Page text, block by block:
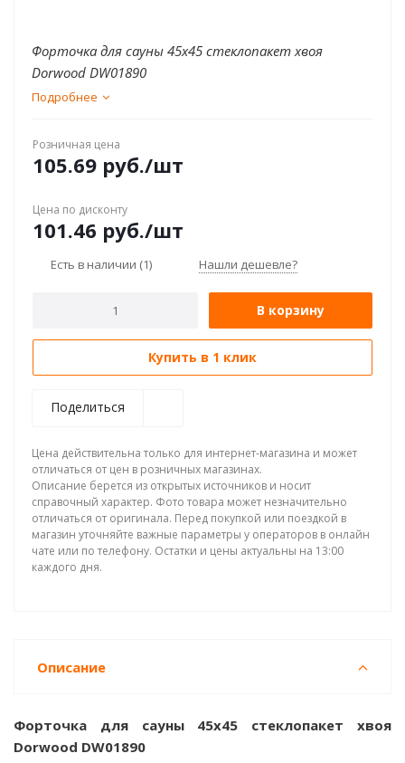
Форточка для сауны 45х45 стеклопакет хвоя
Dorwood DW01890
Подробнее
Розничная цена
105.69 руб./шт
Цена по дисконту
101.46 руб./шт
Есть в наличии (1) Нашли дешевле?
В корзину
Купить в 1 клик
Поделиться
Цена действительна только для интернет-магазина и может
отличаться от цен в розничных магазинах.
Описание берется из открытых источников и носит
справочный характер. Фото товара может незначительно
отличаться от оригинала. Перед покупкой или поездкой в
магазин уточняйте важные параметры у операторов в онлайн
чате или по телефону. Остатки и цены актуальны на 13:00
каждого дня.
Описание
Форточка для сауны 45х45 стеклопакет хвоя
Dorwood DW01890